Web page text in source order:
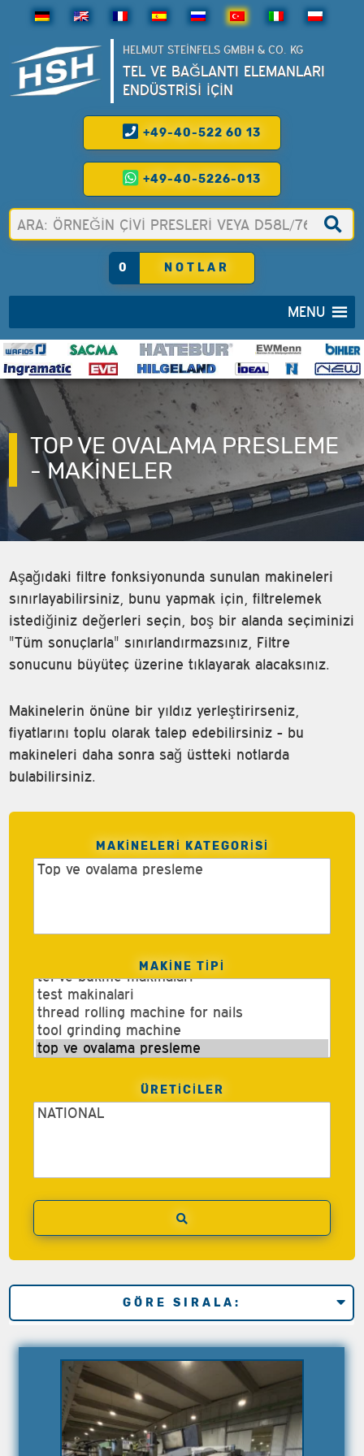
HELMUT STEINFELS GMBH & CO. KG
TEL VE BAĞLANTI ELEMANLARI
ENDÜSTRİSİ İÇİN
+49-40-522 60 13
+49-40-5226-013
0 NOTLAR
MENU
TOP VE OVALAMA PRESLEME
- MAKINELER
Aşağıdaki filtre fonksiyonunda sunulan makineleri
sınırlayabilirsiniz, bunu yapmak için, filtrelemek
istediğiniz değerleri seçin, boş bir alanda seçiminizi
"Tüm sonuçlarla" sınırlandırmazsınız, Filtre
sonucunu büyüteç üzerine tıklayarak alacaksınız.
Makinelerin önüne bir yıldız yerleştirirseniz,
fiyatlarını toplu olarak talep edebilirsiniz - bu
makineleri daha sonra sağ üstteki notlarda
bulabilirsiniz.
MAKINELERI KATEGORISI
MAKINE TIPI
ÜRETİCİLER